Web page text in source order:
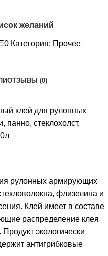
желаний
Категория: Прочее
ОТЗЫВЫ (0)
клей для рулонных
панно, стеклохолст,
рулонных армирующих
флизелина и
Клей имеет в составе
распределение клея
экологически
антигрибковые